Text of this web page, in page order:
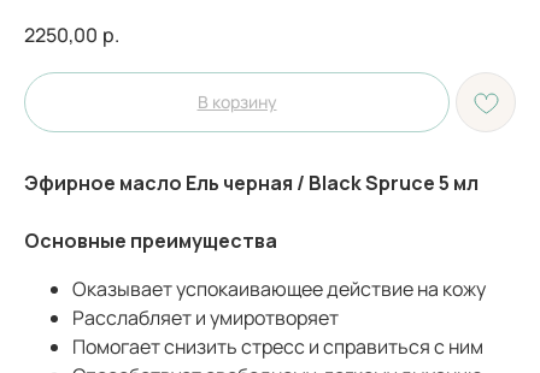
2250,00 р.
В корзину
Эфирное масло Ель черная / Black Spruce 5 мл
Основные преимущества
Оказывает успокаивающее действие на кожу
Расслабляет и умиротворяет
Помогает снизить стресс и справиться с ним